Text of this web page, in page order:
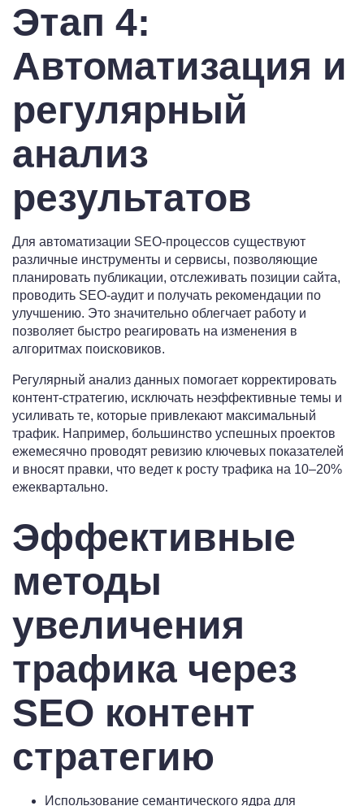
Этап 4:
Автоматизация и
регулярный
анализ
результатов
Для автоматизации SEO-процессов существуют
различные инструменты и сервисы, позволяющие
планировать публикации, отслеживать позиции сайта,
проводить SEO-аудит и получать рекомендации по
улучшению. Это значительно облегчает работу и
позволяет быстро реагировать на изменения в
алгоритмах поисковиков.
Регулярный анализ данных помогает корректировать
контент-стратегию, исключать неэффективные темы и
усиливать те, которые привлекают максимальный
трафик. Например, большинство успешных проектов
ежемесячно проводят ревизию ключевых показателей
и вносят правки, что ведет к росту трафика на 10–20%
ежеквартально.
Эффективные
методы
увеличения
трафика через
SEO контент
стратегию
Использование семантического ядра для